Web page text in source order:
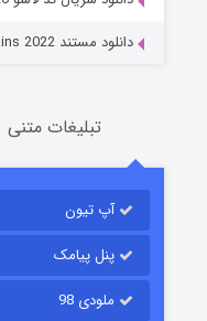
دانلود مستند Chasing the Rains 2022
تبلیغات متنی
آپ تیون
پنل پیامک
ملودی 98